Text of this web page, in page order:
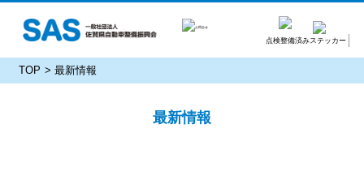
点検整備済みステッカー
TOP 最新情報
最新情報